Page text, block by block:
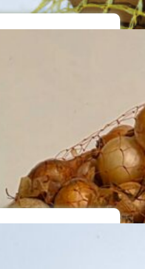
hozamú vöröshagyma fajta.